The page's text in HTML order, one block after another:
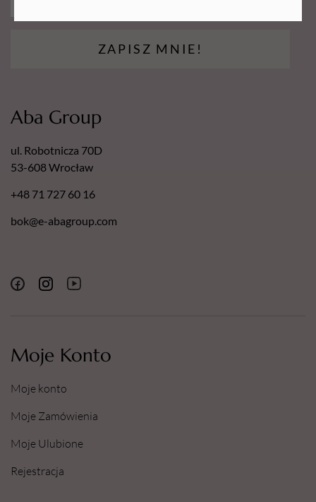
ZAPISZ MNIE!
Moje Konto
Moje konto
Moje Zamówienia
Moje Ulubione
Rejestracja
Aba Group
ul. Robotnicza 70D
53-608 Wrocław
+48 71 727 60 16
bok@e-abagroup.com